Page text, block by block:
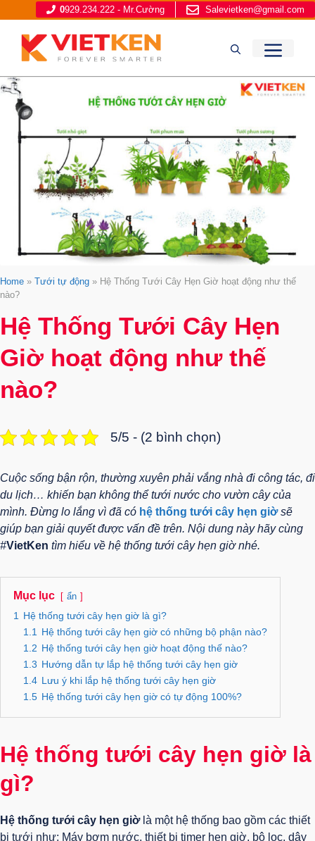
dung
0929.234.222 - Mr.Cường Salevietken@gmail.com
Home » Tưới tự động » Hệ Thống Tưới Cây Hẹn Giờ hoạt động như thế
nào?
Hệ Thống Tưới Cây Hẹn
Giờ hoạt động như thế
nào?
5/5 - (2 bình chọn)
Cuộc sống bận rộn, thường xuyên phải vắng nhà đi công tác, đi
du lịch… khiến bạn không thể tưới nước cho vườn cây của
mình. Đừng lo lắng vì đã có hệ thống tưới cây hẹn giờsẽ
giúp bạn giải quyết được vấn đề trên. Nội dung này hãy cùng
#VietKen tìm hiểu về hệ thống tưới cây hẹn giờ nhé.
Mục lục ẩn
1 Hệ thống tưới cây hẹn giờ là gì?
1.1 Hệ thống tưới cây hẹn giờ có những bộ phận nào?
1.2 Hệ thống tưới cây hẹn giờ hoạt động thế nào?
1.3 Hướng dẫn tự lắp hệ thống tưới cây hẹn giờ
1.4 Lưu ý khi lắp hệ thống tưới cây hẹn giờ
1.5 Hệ thống tưới cây hẹn giờ có tự động 100%?
Hệ thống tưới cây hẹn giờ là
gì?
Hệ thống tưới cây hẹn giờlà một hệ thống bao gồm các thiết
bị tưới như: Máy bơm nước, thiết bị timer hẹn giờ, bộ lọc, dây